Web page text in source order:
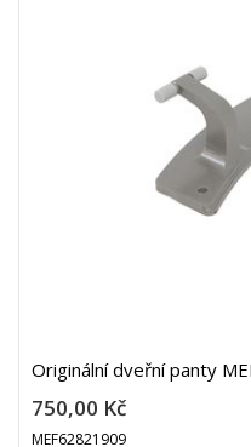
Originální dveřní panty
750,00 Kč
MEF62821909